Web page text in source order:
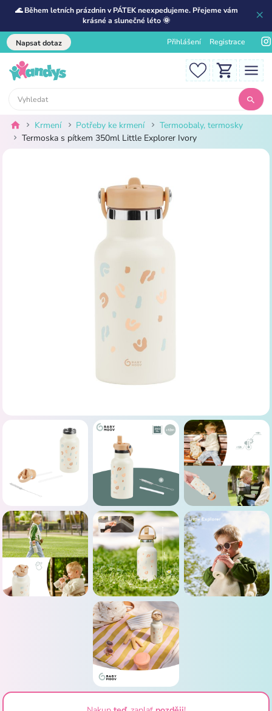
🌊 Během letních prázdnin v PÁTEK neexpedujeme. Přejeme vám
krásné a slunečné léto 🌞
Napsat dotaz Přihlášení Registrace
Krmení Potřeby ke krmení
Termoobaly, termosky
Termoska s pítkem 350ml Little Explorer Ivory